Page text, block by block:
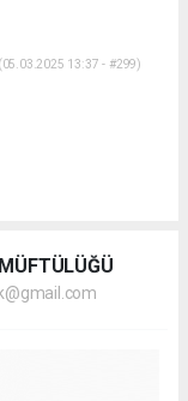
(05.03.2025 13:37 - #299)